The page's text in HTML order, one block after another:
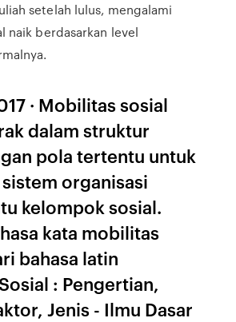
setelah lulus, mengalami
naik berdasarkan level
· Mobilitas sosial
dalam struktur
pola tertentu untuk
organisasi
kelompok sosial.
kata mobilitas
bahasa latin
: Pengertian,
Jenis - Ilmu Dasar